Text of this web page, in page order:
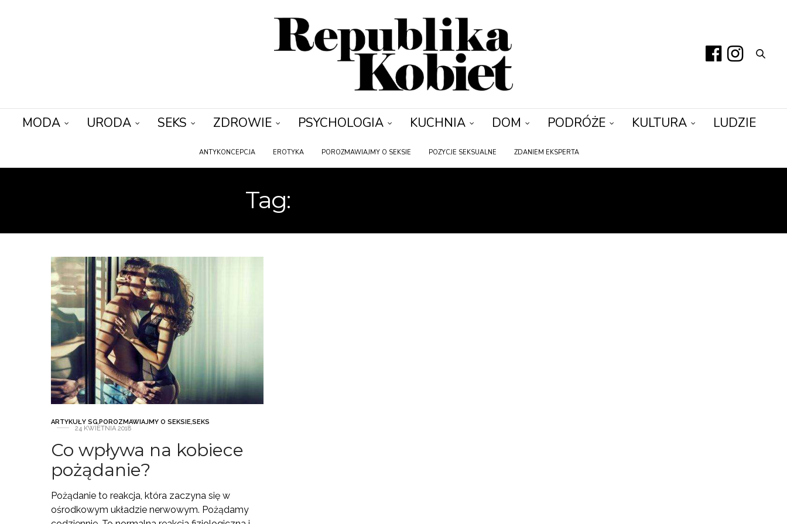
MODA URODA SEKS ZDROWIE PSYCHOLOGIA KUCHNIA DOM PODRÓŻE KULTURA LUDZIE
ANTYKONCEPCJA EROTYKA POROZMAWIAJMY O SEKSIE POZYCJE SEKSUALNE ZDANIEM EKSPERTA
Tag:
ARTYKUŁY SG,POROZMAWIAJMY O SEKSIE,SEKS
24 KWIETNIA 2018
Co wpływa na kobiece
pożądanie?
Pożądanie to reakcja, która zaczyna się w
ośrodkowym układzie nerwowym. Pożądamy